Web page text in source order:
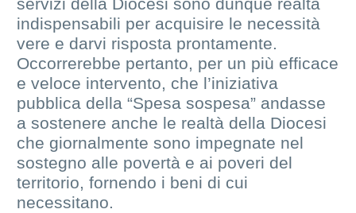
servizi della Diocesi sono dunque realtà
indispensabili per acquisire le necessità
vere e darvi risposta prontamente.
Occorrerebbe pertanto, per un più efficace
e veloce intervento, che l’iniziativa
pubblica della “Spesa sospesa” andasse
a sostenere anche le realtà della Diocesi
che giornalmente sono impegnate nel
sostegno alle povertà e ai poveri del
territorio, fornendo i beni di cui
necessitano.